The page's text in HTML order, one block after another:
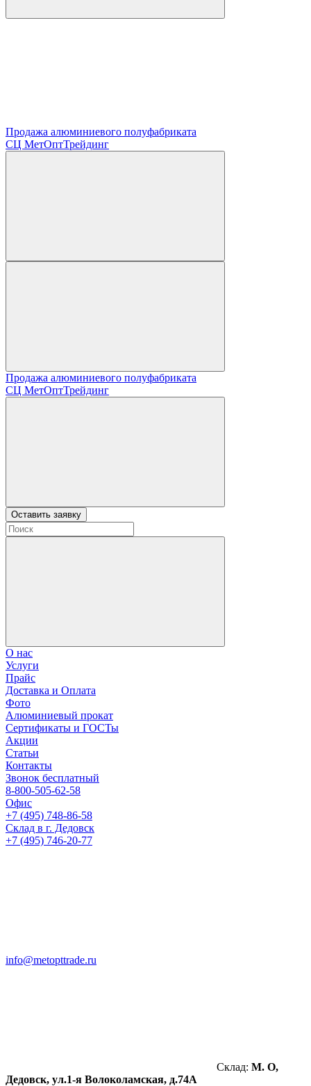
Продажа алюминиевого полуфабриката
СЦ МетОптТрейдинг
Продажа алюминиевого полуфабриката
СЦ МетОптТрейдинг
Оставить заявку
О нас
Услуги
Прайс
Доставка и Оплата
Фото
Алюминиевый прокат
Сертификаты и ГОСТы
Акции
Статьи
Контакты
Звонок бесплатный
8-800-505-62-58
Офис
+7 (495) 748-86-58
Склад в г. Дедовск
+7 (495) 746-20-77
info@metopttrade.ru
Склад: М. О,
Дедовск, ул.1-я Волоколамская, д.74А